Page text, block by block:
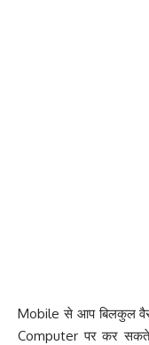
Mobile से आप बिलकुल
Computer पर कर